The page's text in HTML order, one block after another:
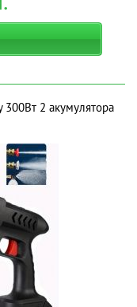
300Вт 2 акумулятора